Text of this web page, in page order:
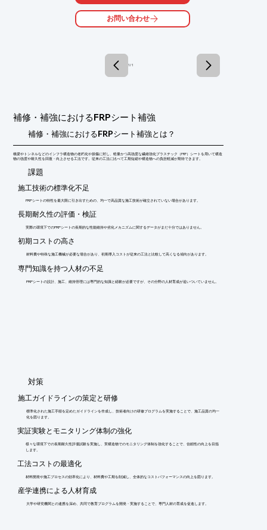
が期待できます。
＊当社の鋼板接着工法に比べ軽量。接着剤による貼付でアンカー
＊高耐力により帯状に配置が可能。帯間の未施工部が可視化でき
＊貼付、含浸作業に熟練が不要なので施工員の確保が容易。
フレキシブルなので隅角部にも簡単に貼付できます。
お問い合わせ
1 / 1
補修・補強におけるFRPシート補強
補修・補強におけるFRPシート補強とは？
橋梁やトンネルなどのインフラ構造物の老朽化や損傷に対し、軽量かつ高強度な繊維強化プラスチック（FRP）シートを用いて構造
物の強度や耐久性を回復・向上させる工法です。従来の工法に比べて工期短縮や構造物への負担軽減が期待できます。
​課題
施工技術の標準化不足
FRPシートの特性を最大限に引き出すための、均一で高品質な施工技術が確立されていない場合があります。
長期耐久性の評価・検証
実際の環境下でのFRPシートの長期的な性能維持や劣化メカニズムに関するデータがまだ十分ではありません。
初期コストの高さ
材料費や特殊な施工機械が必要な場合があり、初期導入コストが従来の工法と比較して高くなる傾向があります。
専門知識を持つ人材の不足
FRPシートの設計、施工、維持管理には専門的な知識と経験が必要ですが、その分野の人材育成が追いついていません。
​対策
施工ガイドラインの策定と研修
標準化された施工手順を定めたガイドラインを作成し、技術者向けの研修プログラムを実施することで、施工品質の均一
化を図ります。
実証実験とモニタリング体制の強化
様々な環境下での長期耐久性評価試験を実施し、実構造物でのモニタリング体制を強化することで、信頼性の向上を目指
します。
工法コストの最適化
材料開発や施工プロセスの効率化により、材料費や工期を削減し、全体的なコストパフォーマンスの向上を図ります。
産学連携による人材育成
大学や研究機関との連携を深め、共同で教育プログラムを開発・実施することで、専門人材の育成を促進します。